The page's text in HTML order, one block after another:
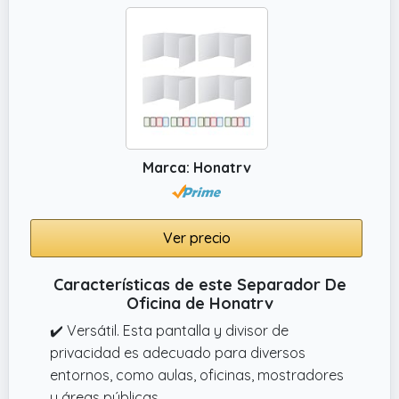
diseño ligero y fácil de mover permite
✔️ DISEÑO DURADERO Y FUNCIONAL: Nuestra
mampara separadora cuenta con una funda
de poliéster resistente y fácil de limpiar, ideal
para el uso diario. Además, incluye esquinas
redondeadas que combinan estilo y
seguridad, proporcionando un look moderno
Marca: Honatrv
Ver precio
Características de este Separador De
Oficina de Honatrv
✔️ Versátil. Esta pantalla y divisor de
privacidad es adecuado para diversos
entornos, como aulas, oficinas, mostradores